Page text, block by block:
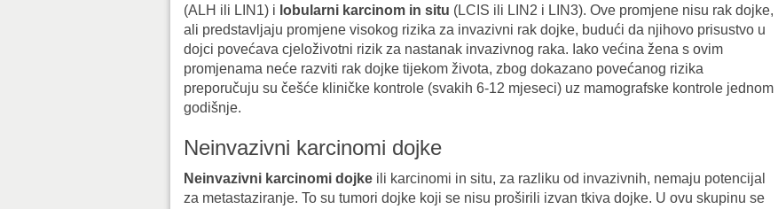
(ALH ili LIN1) i lobularni karcinom in situ (LCIS ili LIN2 i LIN3). Ove promjene nisu rak dojke,
ali predstavljaju promjene visokog rizika za invazivni rak dojke, budući da njihovo prisustvo u
dojci povećava cjeloživotni rizik za nastanak invazivnog raka. Iako većina žena s ovim
promjenama neće razviti rak dojke tijekom života, zbog dokazano povećanog rizika
preporučuju su češće kliničke kontrole (svakih 6-12 mjeseci) uz mamografske kontrole jednom
godišnje.
Neinvazivni karcinomi dojke
Neinvazivni karcinomi dojke ili karcinomi in situ, za razliku od invazivnih, nemaju potencijal
za metastaziranje. To su tumori dojke koji se nisu proširili izvan tkiva dojke. U ovu skupinu se